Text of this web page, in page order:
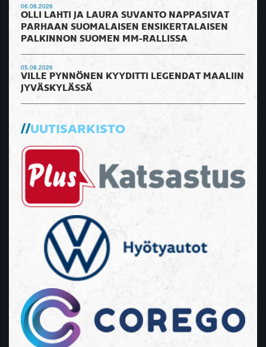
06.08.2026
OLLI LAHTI JA LAURA SUVANTO NAPPASIVAT
PARHAAN SUOMALAISEN ENSIKERTALAISEN
PALKINNON SUOMEN MM-RALLISSA
05.08.2026
VILLE PYNNÖNEN KYYDITTI LEGENDAT MAALIIN
JYVÄSKYLÄSSÄ
UUTISARKISTO